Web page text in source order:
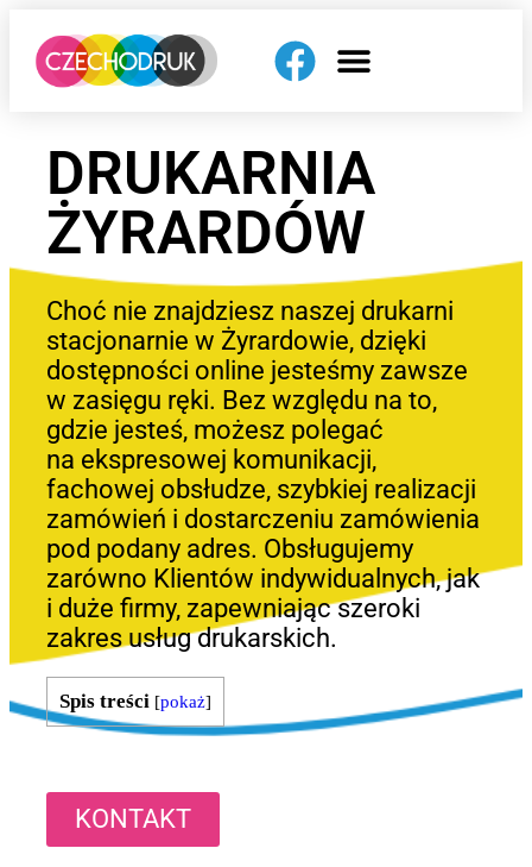
DRUKARNIA
ŻYRARDÓW
Choć nie znajdziesz naszej drukarni
stacjonarnie w Żyrardowie, dzięki
dostępności online jesteśmy zawsze
w zasięgu ręki. Bez względu na to,
gdzie jesteś, możesz polegać
na ekspresowej komunikacji,
fachowej obsłudze, szybkiej realizacji
zamówień i dostarczeniu zamówienia
pod podany adres. Obsługujemy
zarówno Klientów indywidualnych, jak
i duże firmy, zapewniając szeroki
zakres usług drukarskich.
Spis treści [pokaż]
KONTAKT